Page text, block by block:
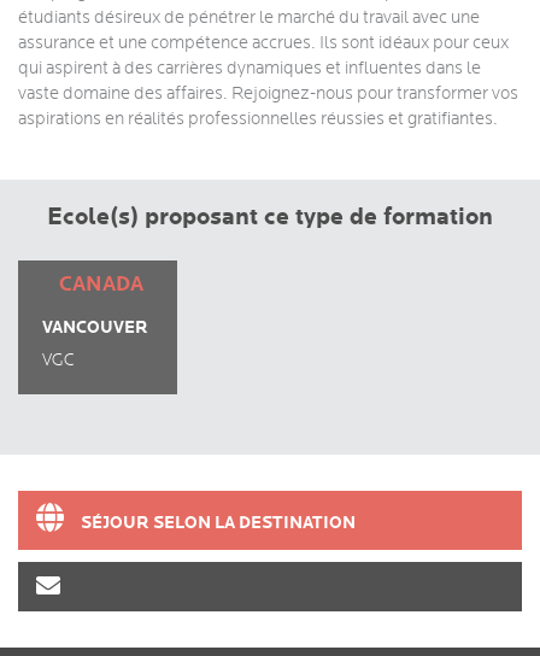
étudiants désireux de pénétrer le marché du travail avec une
assurance et une compétence accrues. Ils sont idéaux pour ceux
qui aspirent à des carrières dynamiques et influentes dans le
vaste domaine des affaires. Rejoignez-nous pour transformer vos
aspirations en réalités professionnelles réussies et gratifiantes.
Ecole(s) proposant ce type de formation
CANADA
VANCOUVER
VGC
INTERNATIONAL
SÉJOUR SELON LA DESTINATION